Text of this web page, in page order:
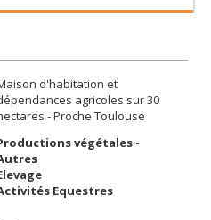
d'habitation et
agricoles sur 30
- Proche Toulouse
végétales -
Equestres